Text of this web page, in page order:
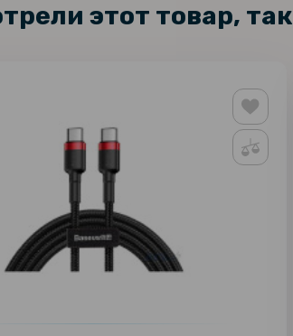
этот товар,